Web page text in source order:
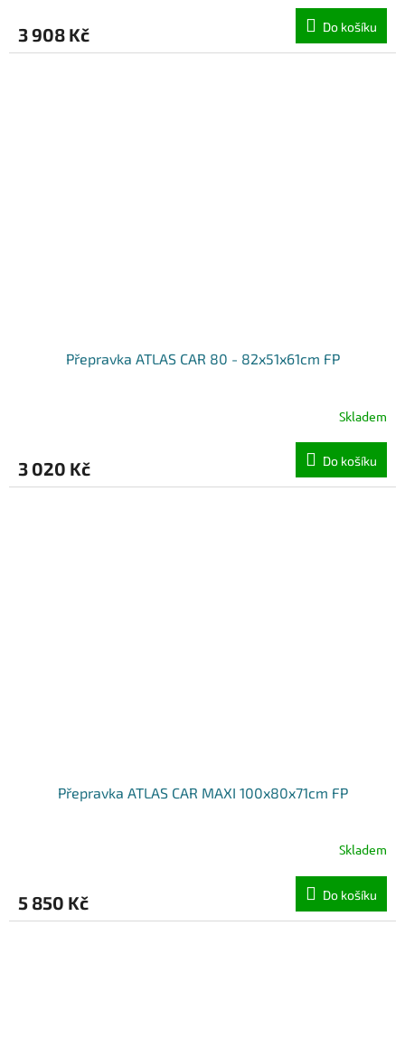
3 908 Kč Do košíku
Přepravka ATLAS CAR 80 - 82x51x61cm FP
Skladem
3 020 Kč Do košíku
Přepravka ATLAS CAR MAXI 100x80x71cm FP
Skladem
5 850 Kč Do košíku